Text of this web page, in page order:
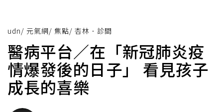
udn/ 元氣網/ 焦點/ 杏林．診間
醫病平台／在「新冠肺炎疫
情爆發後的日子」 看見孩子
成長的喜樂